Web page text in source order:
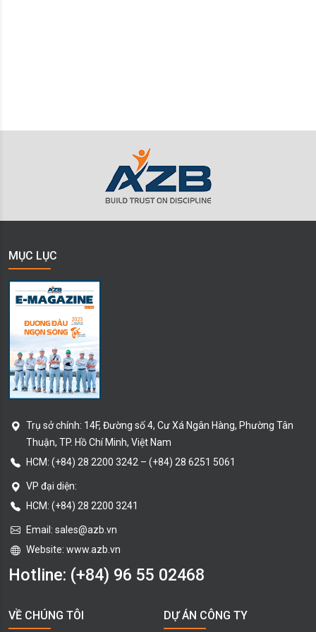
MỤC LỤC
Trụ sở chính: 14F, Đường số 4, Cư Xá Ngân Hàng, Phường Tân
Thuận, TP. Hồ Chí Minh, Việt Nam
HCM: (+84) 28 2200 3242 – (+84) 28 6251 5061
VP đại diện:
HCM: (+84) 28 2200 3241
Email: sales@azb.vn
Website: www.azb.vn
Hotline: (+84) 96 55 02468
VỀ CHÚNG TÔI DỰ ÁN CÔNG TY